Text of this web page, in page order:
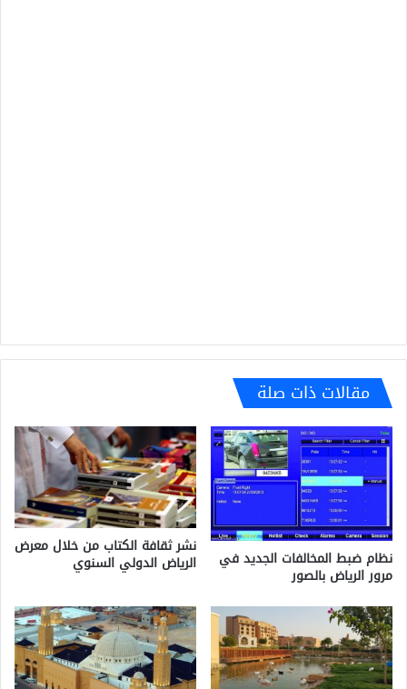
مقالات ذات صلة
نظام ضبط المخالفات الجديد في
مرور الرياض بالصور
نشر ثقافة الكتاب من خلال معرض
الرياض الدولي السنوي